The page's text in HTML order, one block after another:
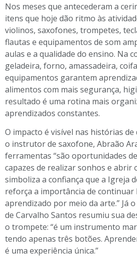
Nos meses que antecederam a
itens que hoje dão ritmo às
violinos, saxofones, trompetes,
flautas e equipamentos de som
aulas e a qualidade do ensino. Na
geladeira, forno, amassadeira,
equipamentos garantem
alimentos com mais segurança,
resultado é uma rotina mais
aprendizados constantes.
O impacto é visível nas histórias
o instrutor de saxofone, Abraão
ferramentas “são oportunidades
capazes de realizar sonhos e abrir
simboliza a confiança que a Igreja
reforça a importância de continuar
aprendizado por meio da arte.” Já
de Carvalho Santos resumiu sua
o trompete: “é um instrumento
tendo apenas três botões.
é uma experiência única.”